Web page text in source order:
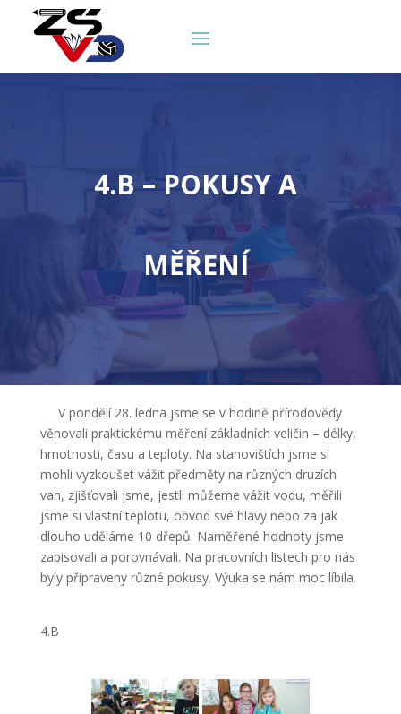
4.B – POKUSY A
MĚŘENÍ
V pondělí 28. ledna jsme se v hodině přírodovědy
věnovali praktickému měření základních veličin – délky,
hmotnosti, času a teploty. Na stanovištích jsme si
mohli vyzkoušet vážit předměty na různých druzích
vah, zjišťovali jsme, jestli můžeme vážit vodu, měřili
jsme si vlastní teplotu, obvod své hlavy nebo za jak
dlouho uděláme 10 dřepů. Naměřené hodnoty jsme
zapisovali a porovnávali. Na pracovních listech pro nás
byly připraveny různé pokusy. Výuka se nám moc líbila.
4.B